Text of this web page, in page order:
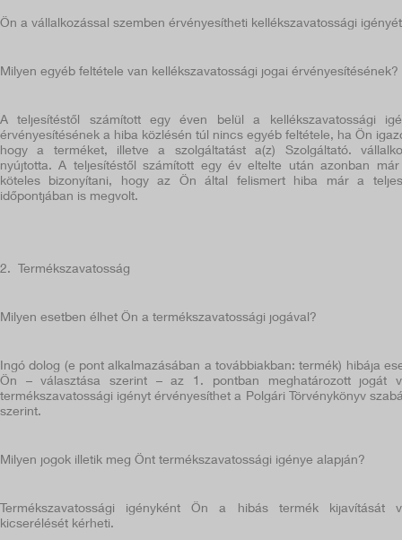
Ön a vállalkozással szemben érvényesítheti kellékszavatossági
Milyen egyéb feltétele van kellékszavatossági jogai érvényesítésének?
A teljesítéstől számított egy éven belül a kellékszavatossági
érvényesítésének a hiba közlésén túl nincs egyéb feltétele, ha Ön
hogy a terméket, illetve a szolgáltatást a(z) Szolgáltató.
nyújtotta. A teljesítéstől számított egy év eltelte után azonban
köteles bizonyítani, hogy az Ön által felismert hiba már a
időpontjában is megvolt.
2. Termékszavatosság
Milyen esetben élhet Ön a termékszavatossági jogával?
Ingó dolog (e pont alkalmazásában a továbbiakban: termék) hibája
Ön – választása szerint – az 1. pontban meghatározott jogát
termékszavatossági igényt érvényesíthet a Polgári Törvénykönyv
szerint.
Milyen jogok illetik meg Önt termékszavatossági igénye alapján?
Termékszavatossági igényként Ön a hibás termék kijavítását
kicserélését kérheti.